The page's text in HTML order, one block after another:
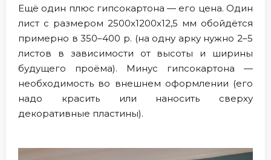
Ещё один плюс гипсокартона — его цена. Один
лист с размером 2500х1200х12,5 мм обойдётся
примерно в 350–400 р. (на одну арку нужно 2–5
листов в зависимости от высоты и ширины
будущего проёма). Минус гипсокартона —
необходимость во внешнем оформлении (его
надо красить или наносить сверху
декоративные пластины).